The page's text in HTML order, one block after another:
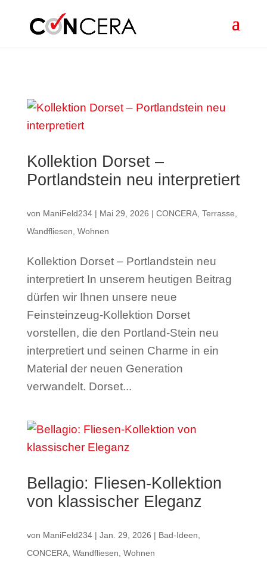
Kollektion Dorset –
Portlandstein neu interpretiert
von ManiFeld234| Mai 29, 2026 | CONCERA, Terrasse
Wandfliesen Wohnen
Kollektion Dorset – Portlandstein neu
interpretiert­ In unserem heutigen Beitrag
dürfen wir Ihnen unsere neue
Feinsteinzeug-Kollektion Dorset
vorstellen, die den Portland-Stein neu
interpretiert und seinen Charme in ein
Material der neuen Generation
verwandelt. Dorset...
Bellagio: Fliesen-Kollektion
von klassischer Eleganz
von ManiFeld234| Jan. 29, 2026 | Bad-Ideen
CONCERA, Wandfliesen Wohnen